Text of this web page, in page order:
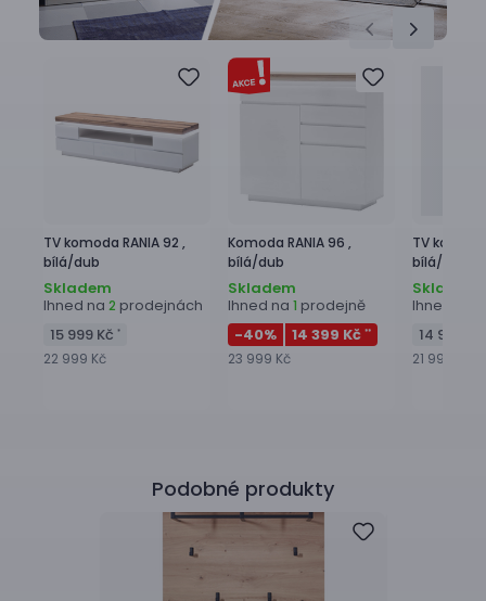
TV komoda RANIA 92 ,
bílá/dub
Skladem
Ihned na 2 prodejnách
15 999 Kč *
22 999 Kč
Komoda RANIA 96 ,
bílá/dub
Skladem
Ihned na 1 prodejně
-40% 14 399 Kč **
23 999 Kč
TV
bílá/dub
Skladem
Ihned na
14 999 Kč
21 999 Kč
Podobné produkty